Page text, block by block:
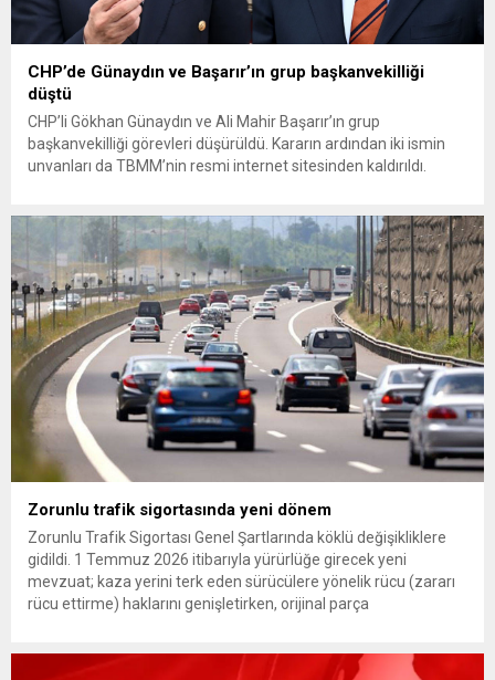
CHP’de Günaydın ve Başarır’ın grup başkanvekilliği
düştü
CHP’li Gökhan Günaydın ve Ali Mahir Başarır’ın grup
başkanvekilliği görevleri düşürüldü. Kararın ardından iki ismin
unvanları da TBMM’nin resmi internet sitesinden kaldırıldı.
çıkarma cezası uygulanmak üzere Yüksek Disiplin Kurulu’na
(YDK) sevk edilen ve partideki tüm görevlerinden...
Zorunlu trafik sigortasında yeni dönem
Zorunlu Trafik Sigortası Genel Şartlarında köklü değişikliklere
gidildi. 1 Temmuz 2026 itibarıyla yürürlüğe girecek yeni
mevzuat; kaza yerini terk eden sürücülere yönelik rücu (zararı
rücu ettirme) haklarını genişletirken, orijinal parça
getiriyor. Hazine Müsteşarlığına bağlı ilgili kurumlarca...